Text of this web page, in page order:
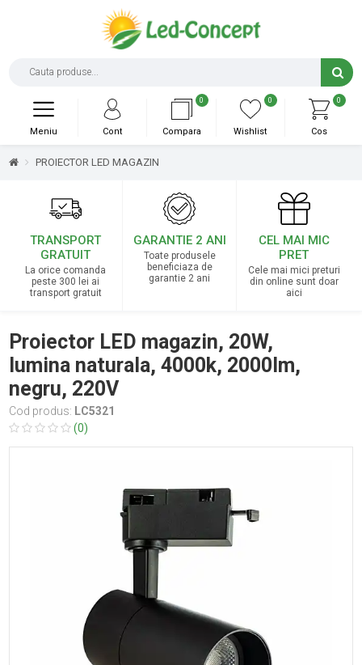
0
Cos
0
Wishlist
0
Compara
Cont
Meniu
PROIECTOR LED MAGAZIN
TRANSPORT
GRATUIT
La orice comanda
peste 300 lei ai
transport gratuit
GARANTIE 2 ANI
Toate produsele
beneficiaza de
garantie 2 ani
CEL MAI MIC
PRET
Cele mai mici preturi
din online sunt doar
aici
Proiector LED magazin, 20W,
lumina naturala, 4000k, 2000lm,
negru, 220V
Cod produs: LC5321
(0)